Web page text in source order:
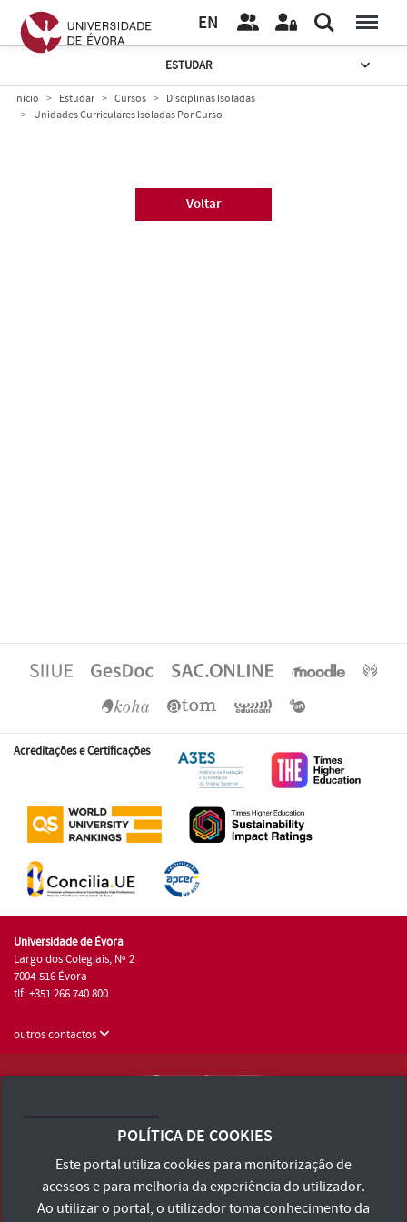
EN
ESTUDAR
Início Estudar Cursos
Disciplinas Isoladas
Unidades Curriculares Isoladas Por Curso
Voltar
Acreditações e Certificações
Universidade de Évora
Largo dos Colegiais, Nº 2
7004-516 Évora
tlf: +351 266 740 800
outros contactos
Consulte os Termos e Condições e Política de Privacidade
Declaração de Acessibilidade
POLÍTICA DE COOKIES
Este portal utiliza cookies para monitorização de
acessos e para melhoria da experiência do utilizador.
Ao utilizar o portal, o utilizador toma conhecimento da